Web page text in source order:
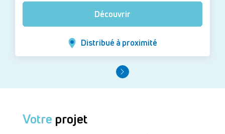
Découvrir
Distribué à proximité
Votre projet